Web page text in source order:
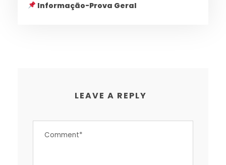
Informação-Prova Geral
LEAVE A REPLY